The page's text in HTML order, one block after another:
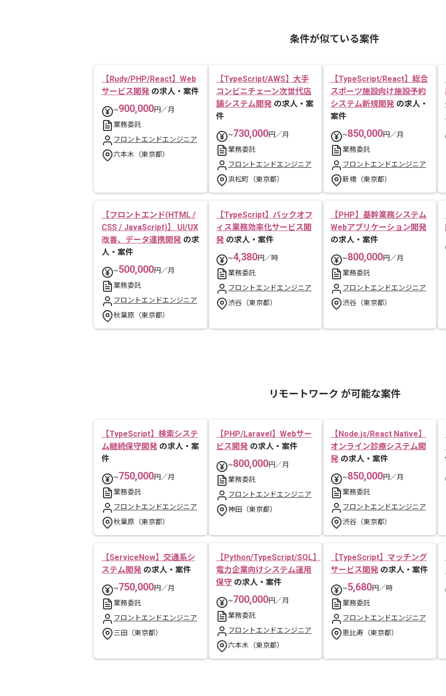
条件が似ている案件
【Rudy/PHP/React】Web
サービス開発 の求人・案件
~900,000円／月
業務委託
フロントエンドエンジニア
六本木（東京都）
【TypeScript/AWS】大手
コンビニチェーン次世代店
舗システム開発 の求人・案
件
~730,000円／月
業務委託
フロントエンドエンジニア
浜松町（東京都）
【TypeScript/React】総合
スポーツ施設向け施設予約
システム新規開発 の求人・
案件
~850,000円／月
業務委託
フロントエンドエンジニア
新橋（東京都）
【フロントエンド(HTML /
CSS / JavaScript)】 UI/UX
改善、データ連携開発 の求
人・案件
~500,000円／月
業務委託
フロントエンドエンジニア
秋葉原（東京都）
【TypeScript】バックオフ
ィス業務効率化サービス開
発 の求人・案件
~4,380円／時
業務委託
フロントエンドエンジニア
渋谷（東京都）
【PHP】基幹業務システム
Webアプリケーション開発
の求人・案件
~800,000円／月
業務委託
フロントエンドエンジニア
渋谷（東京都）
リモートワーク が可能な案件
【TypeScript】検索システ
ム継続保守開発 の求人・案
件
~750,000円／月
業務委託
フロントエンドエンジニア
秋葉原（東京都）
【PHP/Laravel】Webサー
ビス開発 の求人・案件
~800,000円／月
業務委託
フロントエンドエンジニア
神田（東京都）
【Node.js/React Native】
オンライン診療システム開
発 の求人・案件
~850,000円／月
業務委託
フロントエンドエンジニア
渋谷（東京都）
【ServiceNow】交通系シ
ステム開発 の求人・案件
~750,000円／月
業務委託
フロントエンドエンジニア
三田（東京都）
【Python/TypeScript/SQL】
電力企業向けシステム運用
保守 の求人・案件
~700,000円／月
業務委託
フロントエンドエンジニア
六本木（東京都）
【TypeScript】マッチング
サービス開発 の求人・案件
~5,680円／時
業務委託
フロントエンドエンジニア
恵比寿（東京都）